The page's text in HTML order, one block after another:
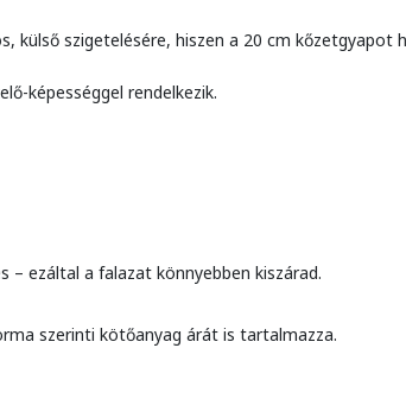
külső szigetelésére, hiszen a 20 cm kőzetgyapot
képességgel rendelkezik.
– ezáltal a falazat könnyebben kiszárad.
szerinti kötőanyag árát is tartalmazza.